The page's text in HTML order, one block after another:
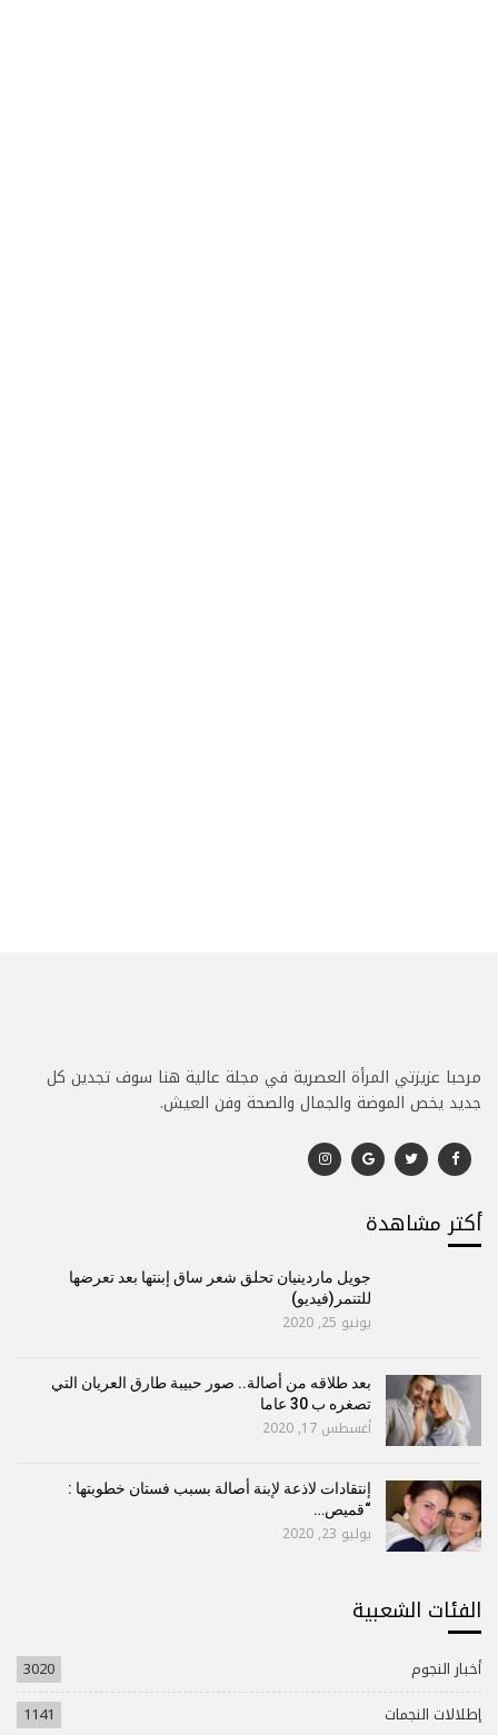
مرحبا عزيزتي المرأة العصرية في مجلة عالية هنا سوف تجدين كل
جديد يخص الموضة والجمال والصحة وفن العيش.
أكتر مشاهدة
جويل ماردينيان تحلق شعر ساق إبنتها بعد تعرضها
للتنمر(فيديو)
يونيو 25, 2020
بعد طلاقه من أصالة.. صور حبيبة طارق العريان التي
تصغره ب 30 عاما
أغسطس 17, 2020
إنتقادات لاذعة لإبنة أصالة بسبب فستان خطوبتها :
“قميص…
يوليو 23, 2020
الفئات الشعبية
أخبار النجوم
3020
إطلالات النجمات
1141